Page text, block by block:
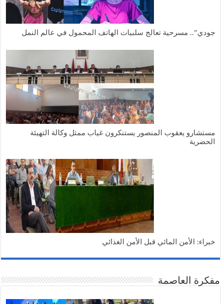
جودي”.. مسرحية تعالج سلبيات الهاتف المحمول في عالم النمل
مستشارو يعقوب المنصور يستنكرون غياب ممثل وكالة التهيئة
الحضرية
خبراء: الأمن المائي قبل الأمن الغذائي
مفكرة العاصمة